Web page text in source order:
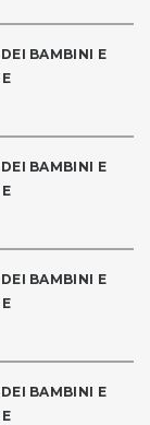
BAMBINI E
BAMBINI E
BAMBINI E
BAMBINI E